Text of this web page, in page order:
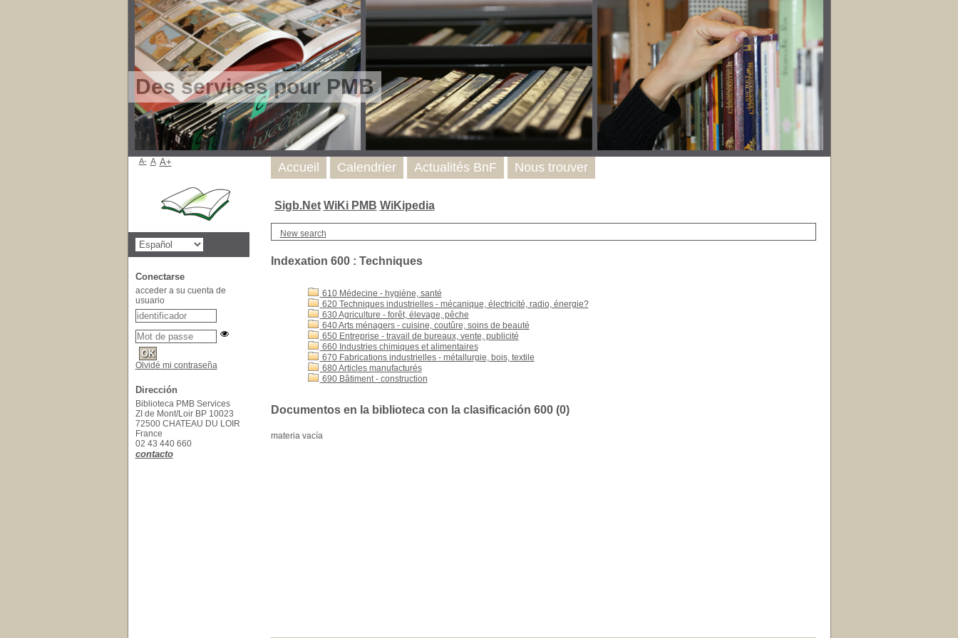
Des services pour PMB
Sigb.Net WiKi PMB WiKipedia
New search
Indexation 600 : Techniques
610 Médecine - hygiène, santé
620 Techniques industrielles - mécanique, électricité, radio, énergie?
630 Agriculture - forêt, élevage, pêche
640 Arts ménagers - cuisine, coutûre, soins de beauté
650 Entreprise - travail de bureaux, vente, publicité
660 Industries chimiques et alimentaires
670 Fabrications industrielles - métallurgie, bois, textile
680 Articles manufacturés
690 Bâtiment - construction
Documentos en la biblioteca con la clasificación 600 (0)
materia vacía
Accueil Calendrier Actualités BnF Nous trouver
A- A A+
Conectarse
acceder a su cuenta de
usuario
Olvidé mi contraseña
Dirección
Biblioteca PMB Services
ZI de Mont/Loir BP 10023
72500 CHATEAU DU LOIR
France
02 43 440 660
contacto